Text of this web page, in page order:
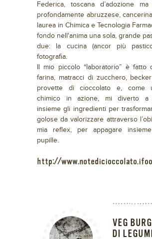
Federica, toscana d’adozione
profondamente abruzzese,
laurea in Chimica e Tecnologia
fondo nell'anima una sola, grande
due: la cucina (ancor più
fotografia.
Il mio piccolo “laboratorio” è
farina, matracci di zucchero,
provette di cioccolato e, come
chimico in azione, mi diverto a
insieme gli ingredienti per
golose da valorizzare attraverso
mia reflex, per appagare
pupille.
http://
VEG
DI LEGUMI